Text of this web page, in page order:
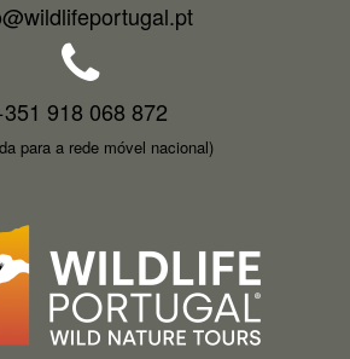
918 068 872
para a rede móvel nacional)